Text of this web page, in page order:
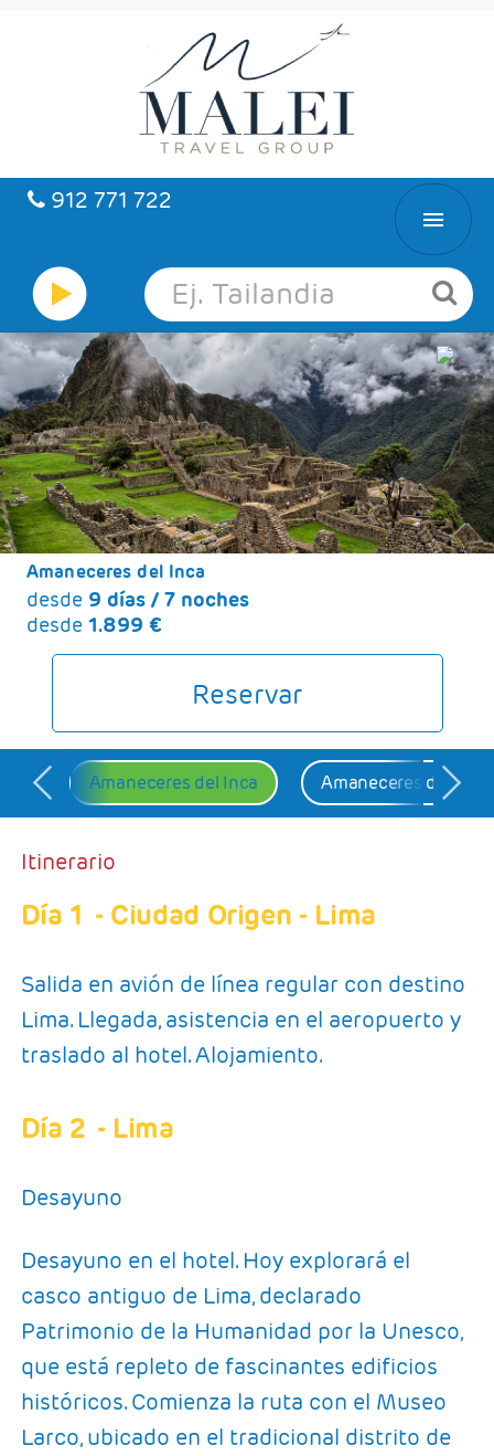
912 771 722
INICIO
HOTELES
VUELOS
CARIBE
PAQUETES
LUNA DE MIEL
GRANDES VIAJES
VUELO+HOTEL
GRUPOS
Amaneceres del Inca
desde 9 días / 7 noches
desde 1.899 €
Reservar
Amaneceres del Inca Amaneceres del
Itinerario
Día 1 - Ciudad Origen - Lima
Salida en avión de línea regular con destino
Lima. Llegada, asistencia en el aeropuerto y
traslado al hotel. Alojamiento.
Día 2 - Lima
Desayuno
Desayuno en el hotel. Hoy explorará el
casco antiguo de Lima, declarado
Patrimonio de la Humanidad por la Unesco,
que está repleto de fascinantes edificios
históricos. Comienza la ruta con el Museo
Larco, ubicado en el tradicional distrito de